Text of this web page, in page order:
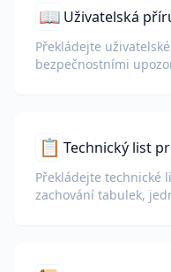
📖 Uživatelská
Překládejte
bezpečnostními
📋 Technický list
Překládejte technické
zachování tabulek,